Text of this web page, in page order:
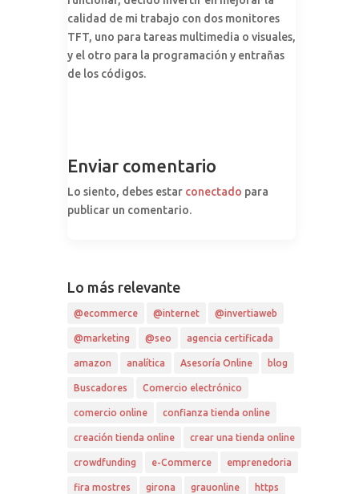
calidad de mi trabajo con dos monitores
TFT, uno para tareas multimedia o visuales,
y el otro para la programación y entrañas
de los códigos.
Enviar comentario
Lo siento, debes estar conectado para
publicar un comentario.
Lo más relevante
@ecommerce @internet @invertiaweb
@marketing @seo agencia certificada
amazon analítica Asesoría Online blog
Buscadores Comercio electrónico
comercio online confianza tienda online
creación tienda online crear una tienda online
crowdfunding e-Commerce emprenedoria
fira mostres girona grauonline https